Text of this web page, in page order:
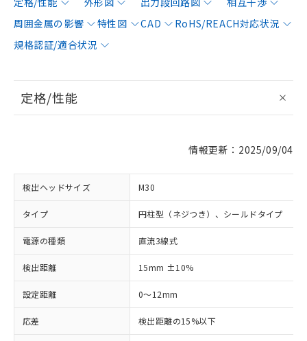
周囲金属の影響
特性図 CAD
RoHS/REACH対応状況
規格認証/適合状況
定格/性能
情報更新：2025/09/04
検出ヘッドサイズ M30
タイプ 円柱型（ネジつき）、シールドタイプ
電源の種類 直流3線式
検出距離 15mm ±10%
設定距離 0～12mm
応差 検出距離の15%以下